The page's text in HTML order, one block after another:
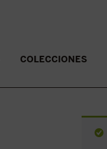
COLECCIONES